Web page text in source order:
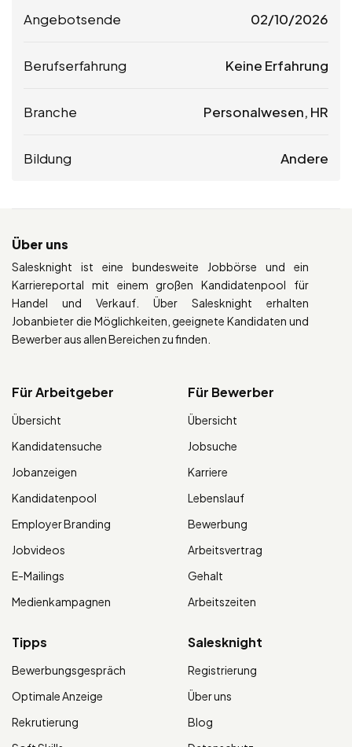
Angebotsende 02/10/2026
Berufserfahrung Keine Erfahrung
Branche Personalwesen, HR
Bildung Andere
Über uns
Salesknight ist eine bundesweite Jobbörse und ein
Karriereportal mit einem großen Kandidatenpool für
Handel und Verkauf. Über Salesknight erhalten
Jobanbieter die Möglichkeiten, geeignete Kandidaten und
Bewerber aus allen Bereichen zu finden.
Für Arbeitgeber
Übersicht
Kandidatensuche
Jobanzeigen
Kandidatenpool
Employer Branding
Jobvideos
E-Mailings
Medienkampagnen
Für Bewerber
Übersicht
Jobsuche
Karriere
Lebenslauf
Bewerbung
Arbeitsvertrag
Gehalt
Arbeitszeiten
Tipps
Bewerbungsgespräch
Optimale Anzeige
Rekrutierung
Salesknight
Registrierung
Über uns
Blog